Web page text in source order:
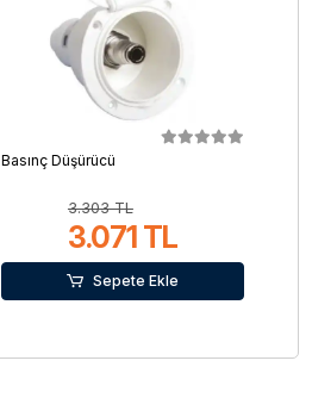
Basınç Düşürücü
3.303 TL
3.071 TL
Sepete Ekle